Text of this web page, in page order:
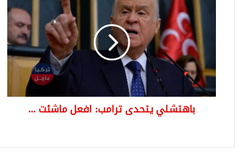
يتحدى
ترامب:
افعل
ماشئت
باهتشلي يتحدى ترامب: افعل ماشئت ...